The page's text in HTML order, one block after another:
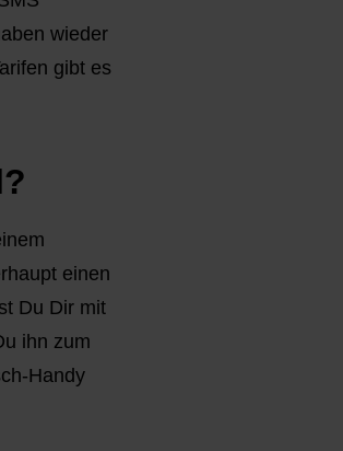
wieder
gibt es
einen
Du Dir mit
ihn zum
Handy